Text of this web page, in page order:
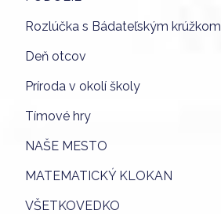
Rozlúčka s Bádateľským krúžkom
Deň otcov
Príroda v okolí školy
Tímové hry
NAŠE MESTO
MATEMATICKÝ KLOKAN
VŠETKOVEDKO